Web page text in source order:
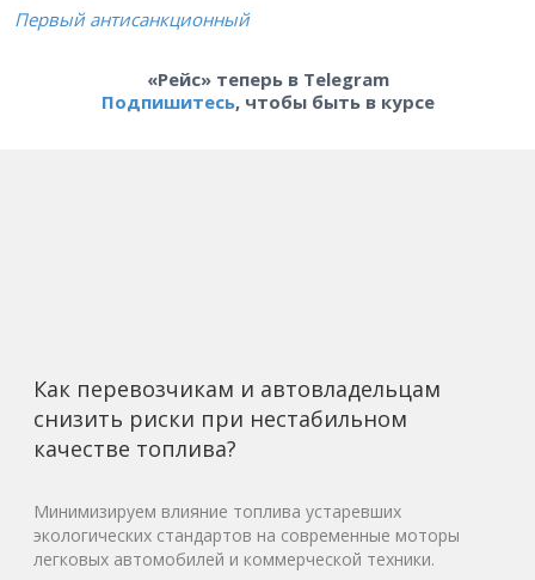
Первый антисанкционный
«Рейс» теперь в Telegram
Подпишитесь, чтобы быть в курсе
Как перевозчикам и автовладельцам
снизить риски при нестабильном
качестве топлива?
Минимизируем влияние топлива устаревших
экологических стандартов на современные моторы
легковых автомобилей и коммерческой техники.